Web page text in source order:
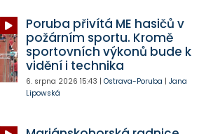
Poruba přivítá ME hasičů v
požárním sportu. Kromě
sportovních výkonů bude k
vidění i technika
6. srpna 2026 15:43 | Ostrava-Poruba | Jana
Lipowská